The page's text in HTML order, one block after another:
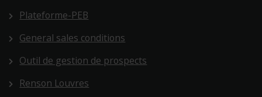
Plateforme-PEB
General sales conditions
Outil de gestion de prospects
Renson Louvres